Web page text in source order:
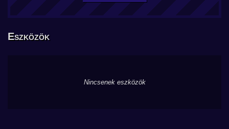
Eszközök
Nincsenek eszközök